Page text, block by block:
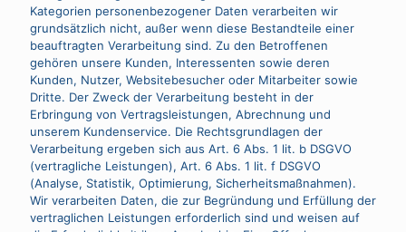
Kategorien personenbezogener Daten verarbeiten wir
grundsätzlich nicht, außer wenn diese Bestandteile einer
beauftragten Verarbeitung sind. Zu den Betroffenen
gehören unsere Kunden, Interessenten sowie deren
Kunden, Nutzer, Websitebesucher oder Mitarbeiter sowie
Dritte. Der Zweck der Verarbeitung besteht in der
Erbringung von Vertragsleistungen, Abrechnung und
unserem Kundenservice. Die Rechtsgrundlagen der
Verarbeitung ergeben sich aus Art. 6 Abs. 1 lit. b DSGVO
(vertragliche Leistungen), Art. 6 Abs. 1 lit. f DSGVO
(Analyse, Statistik, Optimierung, Sicherheitsmaßnahmen).
Wir verarbeiten Daten, die zur Begründung und Erfüllung der
vertraglichen Leistungen erforderlich sind und weisen auf